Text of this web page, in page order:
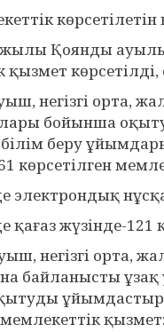
көрсетілетін
Қоянды
қызмет
негізгі орта,
бойынша
беру
көрсетілген
электрондық
қағаз жүзінде-121
негізгі орта,
байланысты
қызмет: